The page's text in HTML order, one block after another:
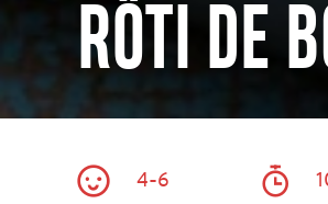
RÔTI DE
4-6